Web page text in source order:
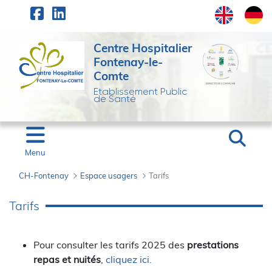
Saut au contenu principal
Centre Hospitalier
Fontenay-le-
Comte
Etablissement Public
de Santé
Menu
CH-Fontenay Espace usagers Tarifs
Tarifs - CH-Fontenay
Tarifs
Pour consulter les tarifs 2025 des prestations
repas et nuités, cliquez ici.
Panneau de gestion des cookies